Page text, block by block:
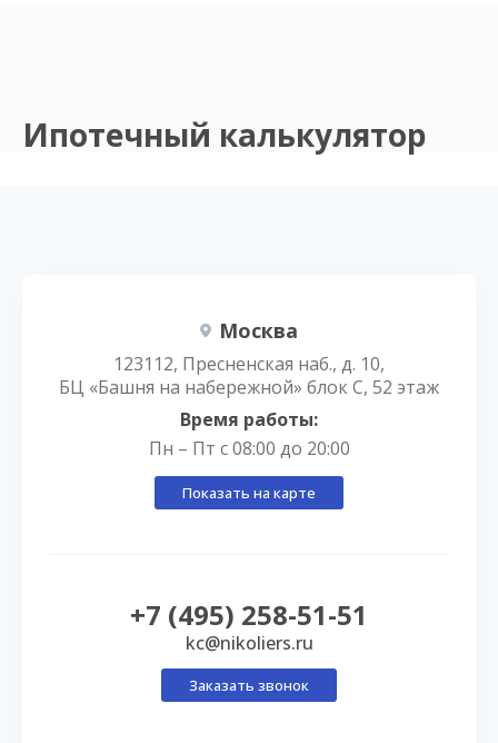
Ипотечный калькулятор
Москва
123112, Пресненская наб., д. 10,
БЦ «Башня на набережной» блок С, 52 этаж
Время работы:
Пн – Пт с 08:00 до 20:00
Показать на карте
+7 (495) 258-51-51
kc@nikoliers.ru
Заказать звонок